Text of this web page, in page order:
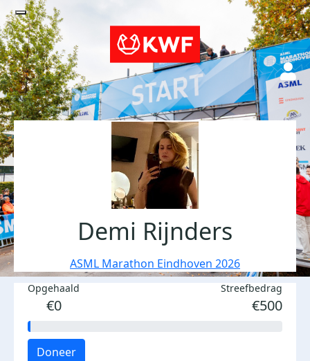
Demi Rijnders
ASML Marathon Eindhoven 2026
Opgehaald
€0
Streefbedrag
€500
Doneer